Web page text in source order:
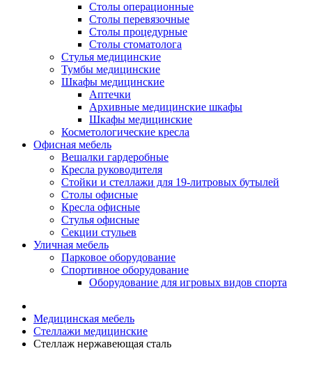
Столы операционные
Столы перевязочные
Столы процедурные
Столы стоматолога
Стулья медицинские
Тумбы медицинские
Шкафы медицинские
Аптечки
Архивные медицинские шкафы
Шкафы медицинские
Косметологические кресла
Офисная мебель
Вешалки гардеробные
Кресла руководителя
Стойки и стеллажи для 19-литровых бутылей
Столы офисные
Кресла офисные
Стулья офисные
Секции стульев
Уличная мебель
Парковое оборудование
Спортивное оборудование
Оборудование для игровых видов спорта
Медицинская мебель
Стеллажи медицинские
Стеллаж нержавеющая сталь